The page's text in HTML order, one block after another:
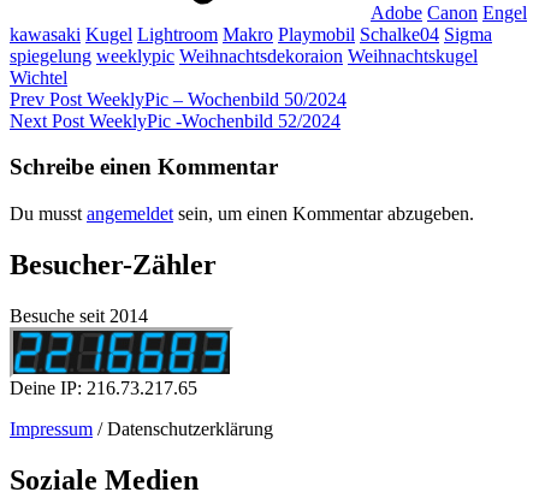
Adobe Canon Engel
kawasaki Kugel Lightroom Makro Playmobil Schalke04 Sigma
spiegelung weeklypic Weihnachtsdekoraion Weihnachtskugel
Wichtel
Beitragsnavigation
Previous
Post
Prev Post WeeklyPic – Wochenbild 50/2024
Next
Next Post WeeklyPic -Wochenbild 52/2024
Schreibe einen Kommentar
Du musst angemeldet sein, um einen Kommentar abzugeben.
Besucher-Zähler
Besuche seit 2014
Deine IP: 216.73.217.65
Impressum / Datenschutzerklärung
Soziale Medien